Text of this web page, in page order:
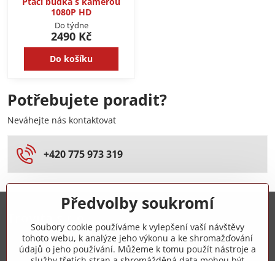
1080P HD
Do týdne
2490 Kč
Do košíku
Potřebujete poradit?
Neváhejte nás kontaktovat
+420 775 973 319
+420 775 973 319
Předvolby soukromí
Soubory cookie používáme k vylepšení vaší návštěvy
tohoto webu, k analýze jeho výkonu a ke shromažďování
údajů o jeho používání. Můžeme k tomu použít nástroje a